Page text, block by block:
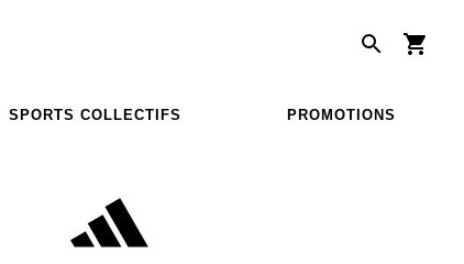
SPORTS COLLECTIFS PROMOTIONS